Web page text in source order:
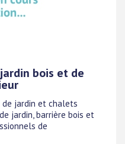
bois et de
de jardin et chalets
jardin, barrière bois et
de